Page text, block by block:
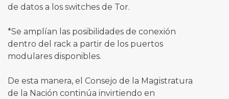
de datos a los switches de Tor.
*Se amplían las posibilidades de conexión
dentro del rack a partir de los puertos
modulares disponibles.
De esta manera, el Consejo de la Magistratura
de la Nación continúa invirtiendo en